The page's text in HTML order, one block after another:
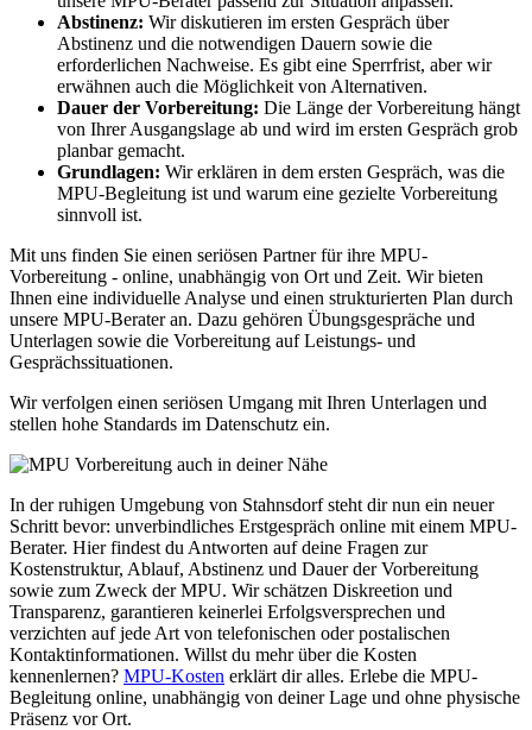
Abstinenz: Wir diskutieren im ersten Gespräch über
Abstinenz und die notwendigen Dauern sowie die
erforderlichen Nachweise. Es gibt eine Sperrfrist, aber wir
erwähnen auch die Möglichkeit von Alternativen.
Dauer der Vorbereitung: Die Länge der Vorbereitung hängt
von Ihrer Ausgangslage ab und wird im ersten Gespräch grob
planbar gemacht.
Grundlagen: Wir erklären in dem ersten Gespräch, was die
MPU-Begleitung ist und warum eine gezielte Vorbereitung
sinnvoll ist.
Mit uns finden Sie einen seriösen Partner für ihre MPU-
Vorbereitung - online, unabhängig von Ort und Zeit. Wir bieten
Ihnen eine individuelle Analyse und einen strukturierten Plan durch
unsere MPU-Berater an. Dazu gehören Übungsgespräche und
Unterlagen sowie die Vorbereitung auf Leistungs- und
Gesprächssituationen.
Wir verfolgen einen seriösen Umgang mit Ihren Unterlagen und
stellen hohe Standards im Datenschutz ein.
In der ruhigen Umgebung von Stahnsdorf steht dir nun ein neuer
Schritt bevor: unverbindliches Erstgespräch online mit einem MPU-
Berater. Hier findest du Antworten auf deine Fragen zur
Kostenstruktur, Ablauf, Abstinenz und Dauer der Vorbereitung
sowie zum Zweck der MPU. Wir schätzen Diskreetion und
Transparenz, garantieren keinerlei Erfolgsversprechen und
verzichten auf jede Art von telefonischen oder postalischen
Kontaktinformationen. Willst du mehr über die Kosten
kennenlernen? MPU-Kosten erklärt dir alles. Erlebe die MPU-
Begleitung online, unabhängig von deiner Lage und ohne physische
Präsenz vor Ort.